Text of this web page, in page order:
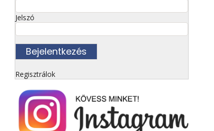
Jelszó
Regisztrálok